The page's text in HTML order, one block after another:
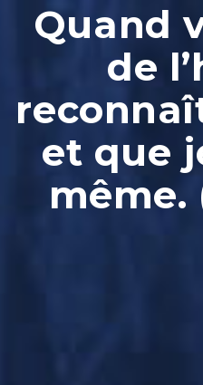
Quand
de
et que
même.